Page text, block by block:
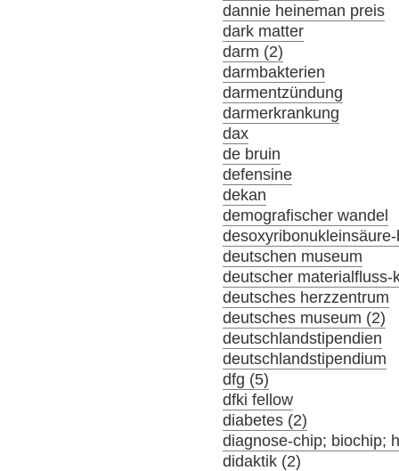
dannie heineman preis
dark matter
darm (2)
darmbakterien
darmentzündung
darmerkrankung
dax
de bruin
defensine
dekan
demografischer wandel
deutschen museum
deutscher materialfluss-
deutsches herzzentrum
deutsches museum (2)
deutschlandstipendien
deutschlandstipendium
dfg (5)
dfki fellow
diabetes (2)
diagnose-chip; biochip;
didaktik (2)